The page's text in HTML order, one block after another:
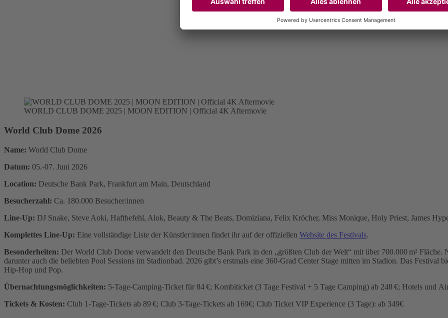
WORLD CLUB DOME 2025 | MOON EDITION | Official 4K Aftermovie
World Club Dome 2026
Name: World Club Dome
Datum: 05.-07. Juni 2026
Location: Deutsche Bank Park, Frankfurt am Main, Deutschland
Besucherzahl: Ca. 180.000 Besucher:innen
Line-Up: DJ Snake, Steve Aoki, Haftbefehl, Alok, Beauty & The Beats, Domiziana, Felix Kröcher, Miss Monique, Holy Priest, James
Komplettes Line-Up: Eine vollständige Liste der Künstler:innen findet ihr auf der offiziellen Website des Festivals.
Besonderheiten: Der World Club Dome verwandelt den Deutsche Bank Park in den „größten Club der Welt“ mit über 700.000 m²
darunter auch die beliebten Pool Sessions im Stadionbad. 2026 gibt’s erstmals eine 360-Grad Center Stage mitten im Stadion. Das
Hip-Hop und Pop.
Übernachtungsmöglichkeiten: 5-Tage-Camping-Ticket für 84 €; Kombiticket (3 Tage Festival + 5 Tage Camping) ab 248 €; Hotels und
Tickets & Kosten: Club 1-Tage-Tickets ab 89 €; Club 3-Tage-Tickets ab 169€; Club Ticket VIP Experience (3 Tage): ab 349€